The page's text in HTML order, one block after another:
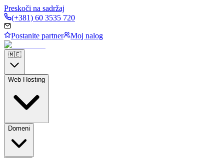
Preskoči na sadržaj
(+381) 60 3535 720
Postanite partner Moj nalog
🇲🇪
Web Hosting
Domeni